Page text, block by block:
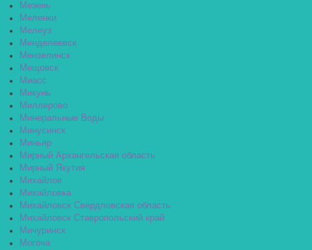
Мезень
Меленки
Мелеуз
Менделеевск
Мензелинск
Мещовск
Миасс
Микунь
Миллерово
Минеральные Воды
Минусинск
Миньяр
Мирный Архангельская область
Мирный Якутия
Михайлов
Михайловка
Михайловск Свердловская область
Михайловск Ставропольский край
Мичуринск
Могоча